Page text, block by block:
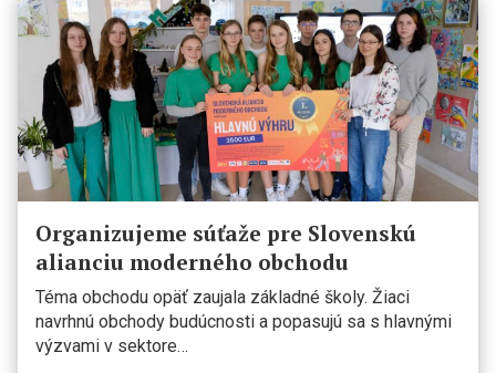
Organizujeme súťaže pre Slovenskú
alianciu moderného obchodu
Téma obchodu opäť zaujala základné školy. Žiaci
navrhnú obchody budúcnosti a popasujú sa s hlavnými
výzvami v sektore…